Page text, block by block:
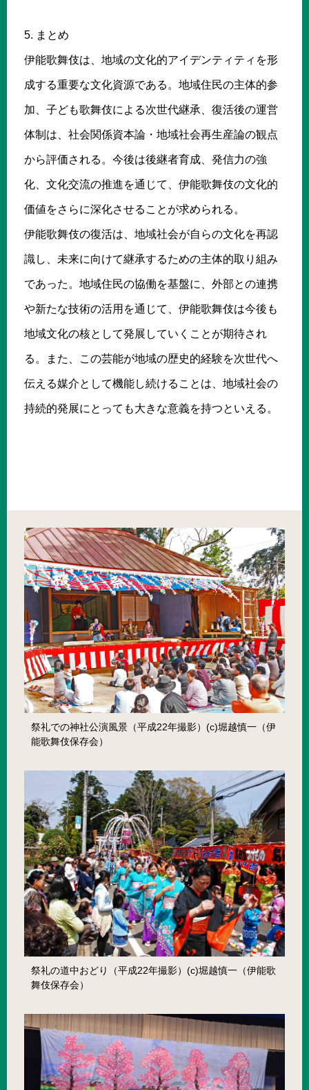
5. まとめ
伊能歌舞伎は、地域の文化的アイデンティティを形
成する重要な文化資源である。地域住民の主体的参
加、子ども歌舞伎による次世代継承、復活後の運営
体制は、社会関係資本論・地域社会再生産論の観点
から評価される。今後は後継者育成、発信力の強
化、文化交流の推進を通じて、伊能歌舞伎の文化的
価値をさらに深化させることが求められる。
伊能歌舞伎の復活は、地域社会が自らの文化を再認
識し、未来に向けて継承するための主体的取り組み
であった。地域住民の協働を基盤に、外部との連携
や新たな技術の活用を通じて、伊能歌舞伎は今後も
地域文化の核として発展していくことが期待され
る。また、この芸能が地域の歴史的経験を次世代へ
伝える媒介として機能し続けることは、地域社会の
持続的発展にとっても大きな意義を持つといえる。
祭礼での神社公演風景（平成22年撮影）(c)堀越慎一（伊
能歌舞伎保存会）
祭礼の道中おどり（平成22年撮影）(c)堀越慎一（伊能歌
舞伎保存会）